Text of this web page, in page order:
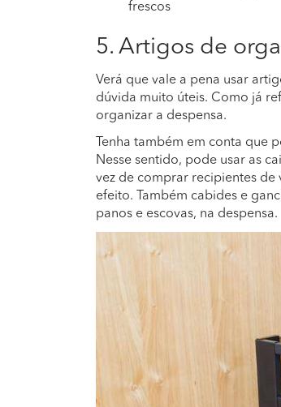
frescos
5. Artigos de
Verá que vale a pena usar
dúvida muito úteis. Como já
organizar a despensa.
Tenha também em conta que
Nesse sentido, pode usar as
vez de comprar recipientes
efeito. Também cabides e
panos e escovas, na despensa.